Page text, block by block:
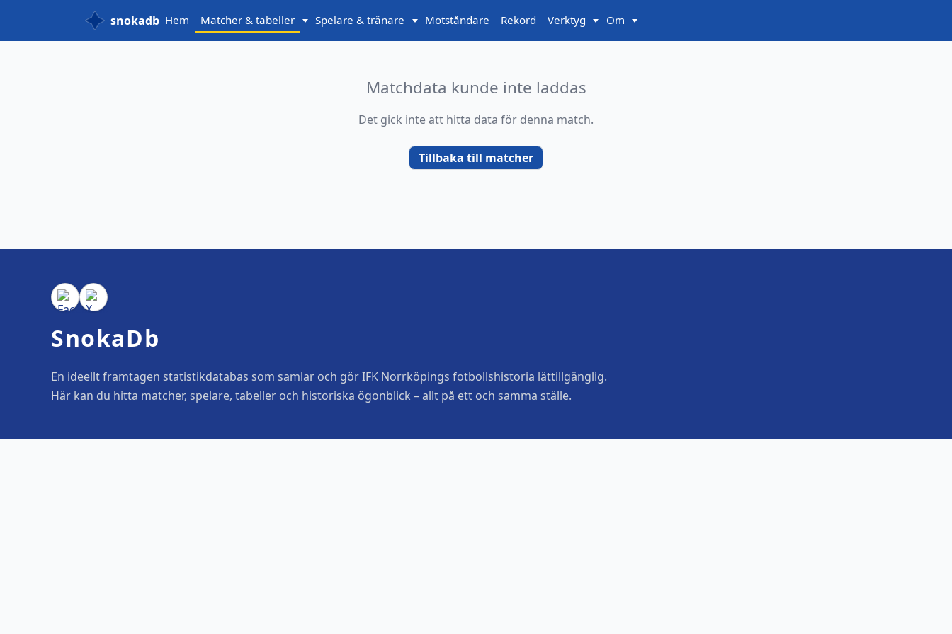
snokadb Hem Matcher & tabeller Spelare & tränare Motståndare Rekord Verktyg Om
Matchdata kunde inte laddas
Det gick inte att hitta data för denna match.
Tillbaka till matcher
SnokaDb
En ideellt framtagen statistikdatabas som samlar och gör IFK Norrköpings fotbollshistoria lättillgänglig.
Här kan du hitta matcher, spelare, tabeller och historiska ögonblick – allt på ett och samma ställe.